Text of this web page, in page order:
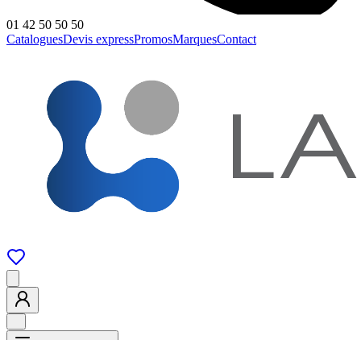
01 42 50 50 50
CataloguesDevis expressPromosMarquesContact